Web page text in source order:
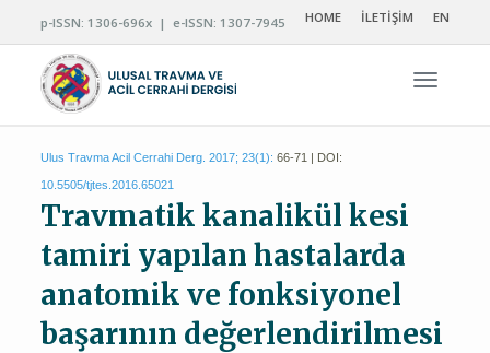
p-ISSN: 1306-696x | e-ISSN: 1307-7945 HOME İLETİŞİM EN
Ulus Travma Acil Cerrahi Derg. 2017; 23(1): 66-71 | DOI:
10.5505/tjtes.2016.65021
Travmatik kanalikül kesi
tamiri yapılan hastalarda
anatomik ve fonksiyonel
başarının değerlendirilmesi